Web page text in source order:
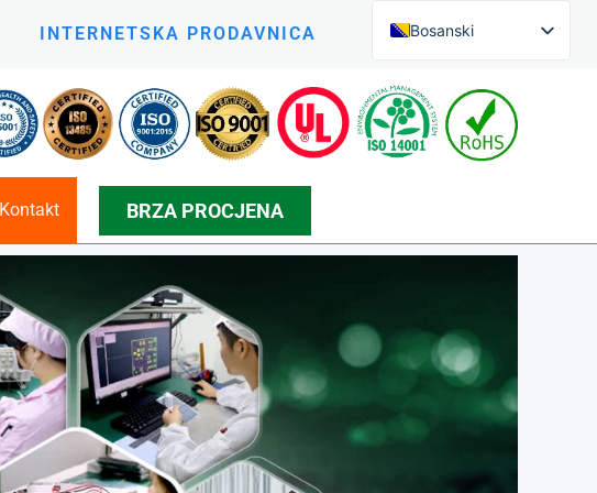
INTERNETSKA PRODAVNICA
Bosanski
English (UK)
Czech
Korean
Spanish
Kontakt BRZA PROCJENA